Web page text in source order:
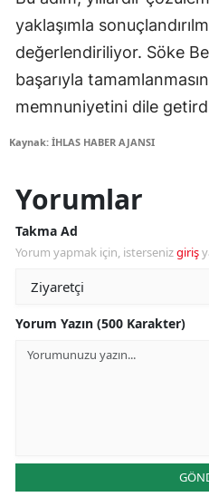
yaklaşımla
değerlendiriliyor. Söke
başarıyla
memnuniyetini dile
Kaynak: İHLAS HABER AJANSI
Yorumlar
Takma Ad
Yorum yapmak için, istersenizgiriş
Yorum Yazın (500 Karakter)